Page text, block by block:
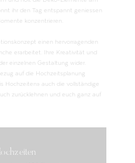
ihr den Tag entspannt geniessen
konzentrieren.
einen hervorragenden
erarbeitet. Ihre Kreativität und
einzelnen Gestaltung wider.
auf die Hochzeitsplanung
Hochzeiten» auch die vollständige
zurücklehnen und euch ganz auf